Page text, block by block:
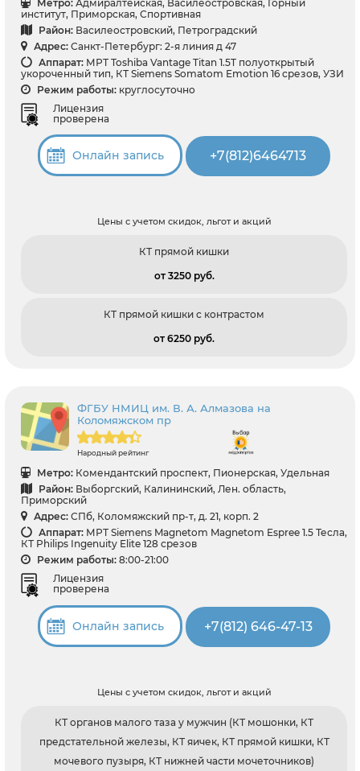
Метро: Адмиралтейская, Василеостровская, Горный
институт, Приморская, Спортивная
Район: Василеостровский, Петроградский
Адрес: Санкт-Петербург: 2-я линия д 47
Аппарат: МРТ Toshiba Vantage Titan 1.5T полуоткрытый
укороченный тип, КТ Siemens Somatom Emotion 16 срезов, УЗИ
Режим работы: круглосуточно
Лицензия
проверена
Онлайн запись +7(812)6464713
Цены с учетом скидок, льгот и акций
КТ прямой кишки
от 3250 pуб.
КТ прямой кишки с контрастом
от 6250 pуб.
ФГБУ НМИЦ им. В. А. Алмазова на
Коломяжском пр
Народный рейтинг
Метро: Комендантский проспект, Пионерская, Удельная
Район: Выборгский, Калининский, Лен. область,
Приморский
Адрес: СПб, Коломяжский пр-т, д. 21, корп. 2
Аппарат: МРТ Siemens Magnetom Magnetom Espree 1.5 Тесла,
КТ Philips Ingenuity Elite 128 срезов
Режим работы: 8:00-21:00
Лицензия
проверена
Онлайн запись +7(812) 646-47-13
Цены с учетом скидок, льгот и акций
КТ органов малого таза у мужчин (КТ мошонки, КТ
предстательной железы, КТ яичек, КТ прямой кишки, КТ
мочевого пузыря, КТ нижней части мочеточников)